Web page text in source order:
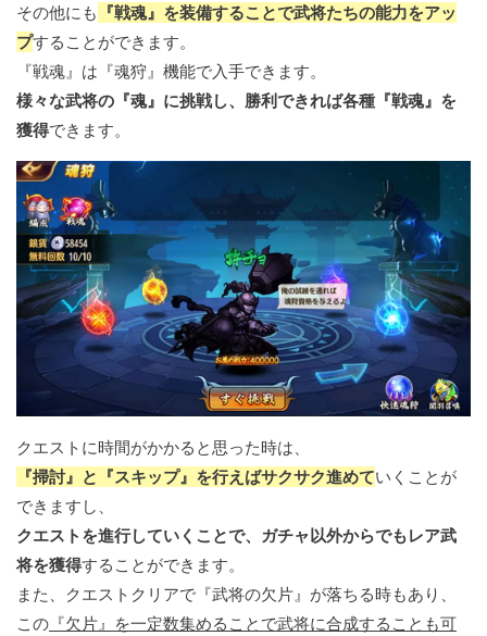
その他にも 『戦魂』を装備することで武将たちの能力をアッ
プすることができます。
『戦魂』は『魂狩』機能で入手できます。
様々な武将の『魂』に挑戦し、勝利できれば各種『戦魂』を
獲得できます。
クエストに時間がかかると思った時は、
『掃討』と『スキップ』を行えばサクサク進めていくことが
できますし、
クエストを進行していくことで、ガチャ以外からでもレア武
将を獲得することができます。
また、クエストクリアで『武将の欠片』が落ちる時もあり、
この 『欠片』を一定数集めることで武将に合成することも可